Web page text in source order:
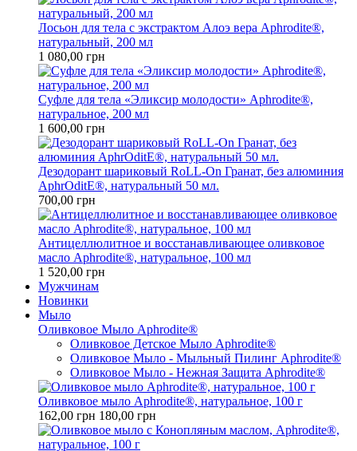
Лосьон для тела с экстрактом Алоэ вера Aphrodite®,
натуральный, 200 мл
1 080,00 грн
Cуфле для тела «Эликсир молодости» Aphrodite®,
натуральное, 200 мл
1 600,00 грн
Дезодорант шариковый RoLL-On Гранат, без алюминия
AphrOditE®, натуральный 50 мл.
700,00 грн
Антицеллюлитное и восстанавливающее оливковое
масло Aphrodite®, натуральное, 100 мл
1 520,00 грн
Мужчинам
Новинки
Мыло
Оливковое Мыло Aphrodite®
Оливковое Детское Мыло Aphrodite®
Оливковое Мыло - Мыльный Пилинг Aphrodite®
Оливковое Мыло - Нежная Защита Aphrodite®
Оливковое мыло Aphrodite®, натуральное, 100 г
162,00 грн 180,00 грн